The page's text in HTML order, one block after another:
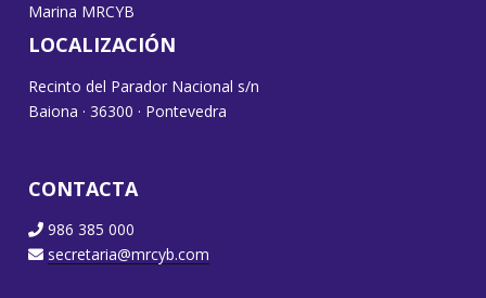
Marina MRCYB
LOCALIZACIÓN
Recinto del Parador Nacional s/n
Baiona · 36300 · Pontevedra
CONTACTA
986 385 000
secretaria@mrcyb.com